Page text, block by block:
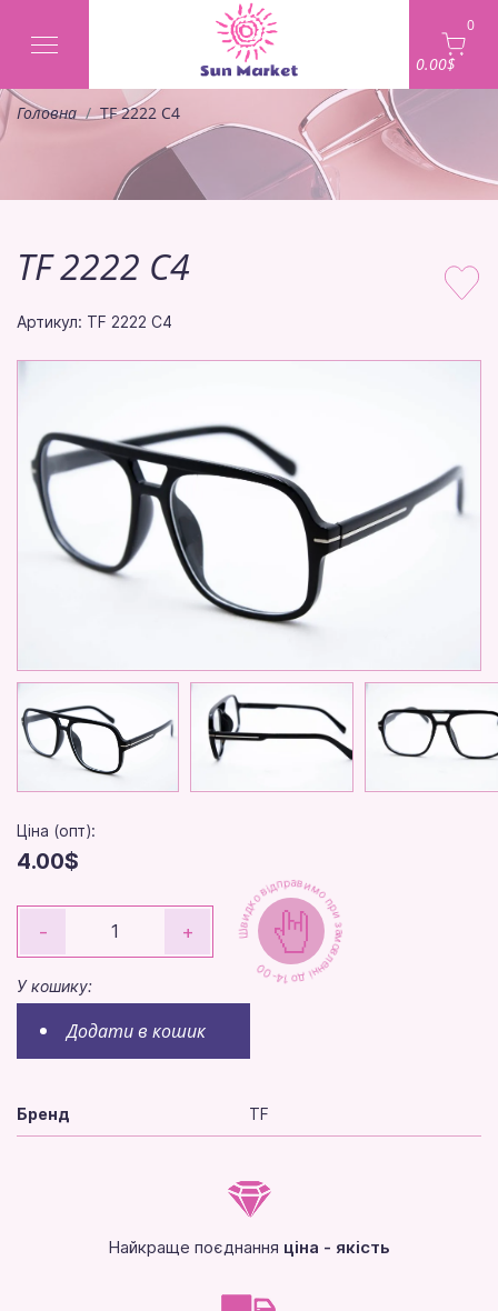
0
0.00$
Головна TF 2222 C4
TF 2222 C4
Артикул: TF 2222 C4
Ціна (опт):
4.00$
- +
У кошику:
Додати в кошик
Швидко відправимо при замовленні до 14-00
Бренд TF
Найкраще поєднання ціна - якість